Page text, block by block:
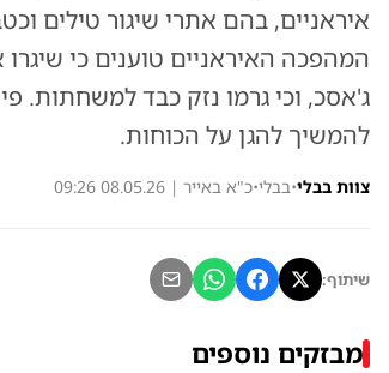
איראניים, בהם אתרי שיגור טילים
המהפכה האיראניים טוענים כי
ג'אסכ, וכי גרמו נזק כבד למשחתות.
להמשיך להגן על הכוחות.
צוות בבלי•בבלי•כ"א באייר | 08.05.26 09:26
שיתוף:
מבזקים נוספים